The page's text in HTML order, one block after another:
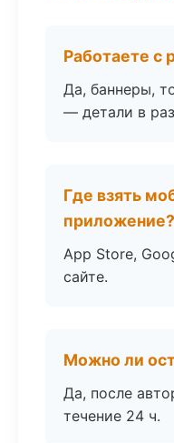
Работаете с
Да, баннеры,
— детали в
Где взять
приложение?
App Store,
сайте.
Можно ли
Да, после
течение 24 ч.